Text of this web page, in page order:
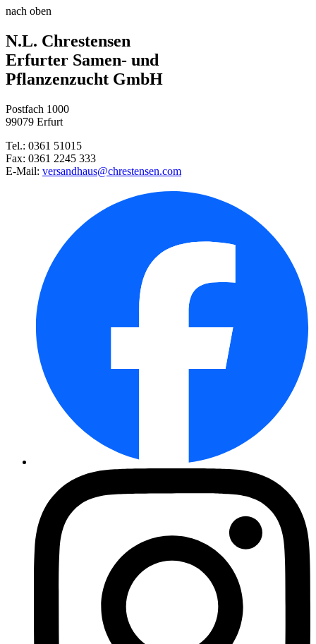
Blaukissen
Lupine Prachtmischung
Bunte Margerite Robinsons-Ries ...
Akelei Mischung
Federnelke Mischung
Schmuckkörbchen Sensation-Misc ...
Pechnelke Viscafeuer
nach oben
N.L. Chrestensen
Erfurter Samen- und
Pflanzenzucht GmbH
Postfach 1000
99079 Erfurt
Tel.: 0361 51015
Fax: 0361 2245 333
E-Mail: versandhaus@chrestensen.com